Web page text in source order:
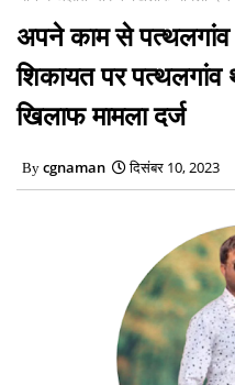
अपने काम से
शिकायत पर पत्थलगांव
खिलाफ मामला दर्ज
cgnaman दिसंबर 10, 2023